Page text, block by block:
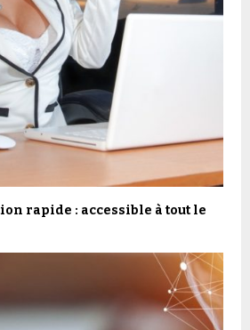
rapide : accessible à tout le